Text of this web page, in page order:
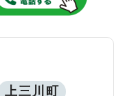
上三川町